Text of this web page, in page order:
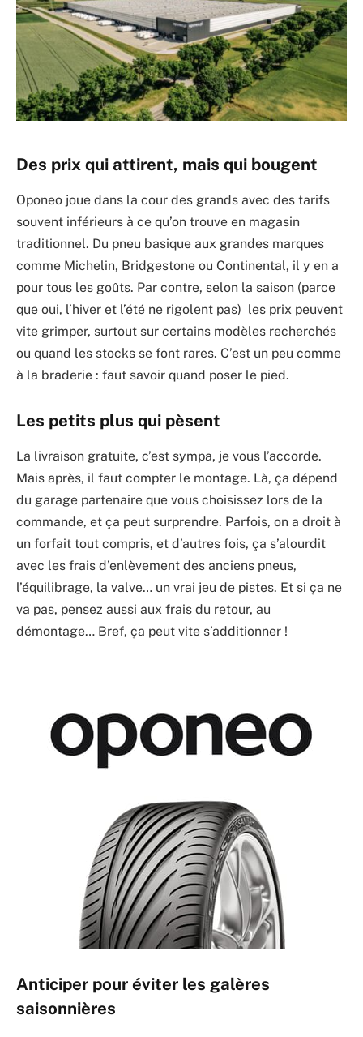
Des prix qui attirent, mais qui bougent
Oponeo joue dans la cour des grands avec des tarifs
souvent inférieurs à ce qu’on trouve en magasin
traditionnel. Du pneu basique aux grandes marques
comme Michelin, Bridgestone ou Continental, il y en a
pour tous les goûts. Par contre, selon la saison (parce
que oui, l’hiver et l’été ne rigolent pas) les prix peuvent
vite grimper, surtout sur certains modèles recherchés
ou quand les stocks se font rares. C’est un peu comme
à la braderie : faut savoir quand poser le pied.
Les petits plus qui pèsent
La livraison gratuite, c’est sympa, je vous l’accorde.
Mais après, il faut compter le montage. Là, ça dépend
du garage partenaire que vous choisissez lors de la
commande, et ça peut surprendre. Parfois, on a droit à
un forfait tout compris, et d’autres fois, ça s’alourdit
avec les frais d’enlèvement des anciens pneus,
l’équilibrage, la valve… un vrai jeu de pistes. Et si ça ne
va pas, pensez aussi aux frais du retour, au
démontage… Bref, ça peut vite s’additionner !
Anticiper pour éviter les galères
saisonnières